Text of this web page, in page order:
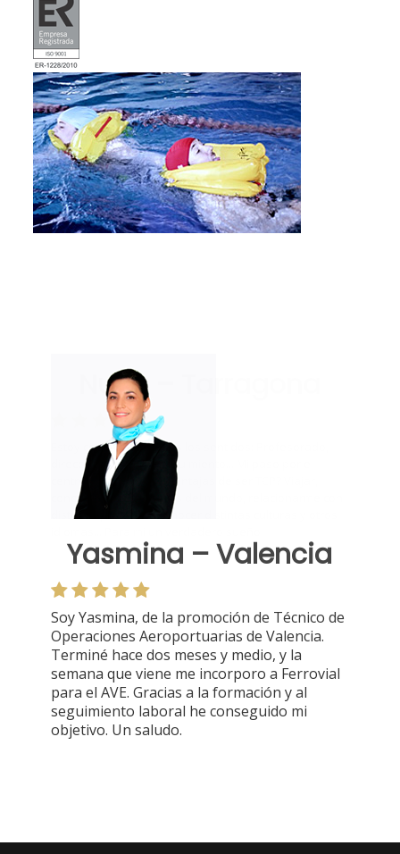
Yasmina – Valencia
Soy Yasmina, de la promoción de Técnico de
Operaciones Aeroportuarias de Valencia.
Terminé hace dos meses y medio, y la
semana que viene me incorporo a Ferrovial
para el AVE. Gracias a la formación y al
seguimiento laboral he conseguido mi
objetivo. Un saludo.